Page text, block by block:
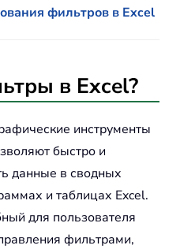
фильтров в Excel
в Excel?
инструменты
быстро и
данные в сводных
и таблицах Excel.
для пользователя
фильтрами,